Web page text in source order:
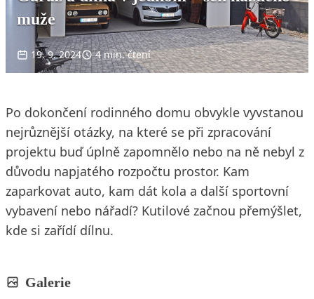
muže
19. 9. 2024 4 min. čtení
Po dokončení rodinného domu obvykle vyvstanou
nejrůznější otázky, na které se při zpracování
projektu buď úplně zapomnělo nebo na ně nebyl z
důvodu napjatého rozpočtu prostor. Kam
zaparkovat auto, kam dát kola a další sportovní
vybavení nebo nářadí? Kutilové začnou přemýšlet,
kde si zařídí dílnu.
Galerie